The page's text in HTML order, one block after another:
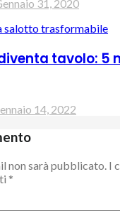
31, 2020
tavolo: 5
14, 2022
non sarà pubblicato. I
*